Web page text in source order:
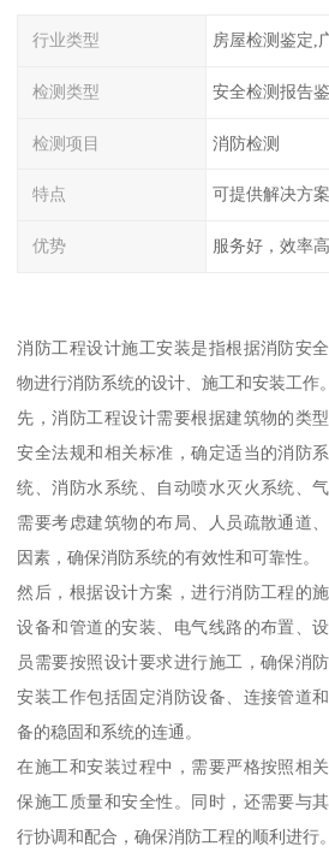
行业类型
检测类型 安全检测报告
检测项目 消防检测
特点 可提供解决方案
优势 服务好，效率
消防工程设计施工安装是指根据消防安
物进行消防系统的设计、施工和安装工作。
先，消防工程设计需要根据建筑物的类
安全法规和相关标准，确定适当的消防
统、消防水系统、自动喷水灭火系统、
需要考虑建筑物的布局、人员疏散通道
因素，确保消防系统的有效性和可靠性。
然后，根据设计方案，进行消防工程的
设备和管道的安装、电气线路的布置、
员需要按照设计要求进行施工，确保消
安装工作包括固定消防设备、连接管道
备的稳固和系统的连通。
在施工和安装过程中，需要严格按照相
保施工质量和安全性。同时，还需要与
行协调和配合，确保消防工程的顺利进行。